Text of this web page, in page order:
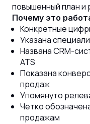
повышенный план и
Почему это
Конкретные
Указана
Названа CRM-
ATS
Показана
продаж
Упомянуто
Четко
продажам